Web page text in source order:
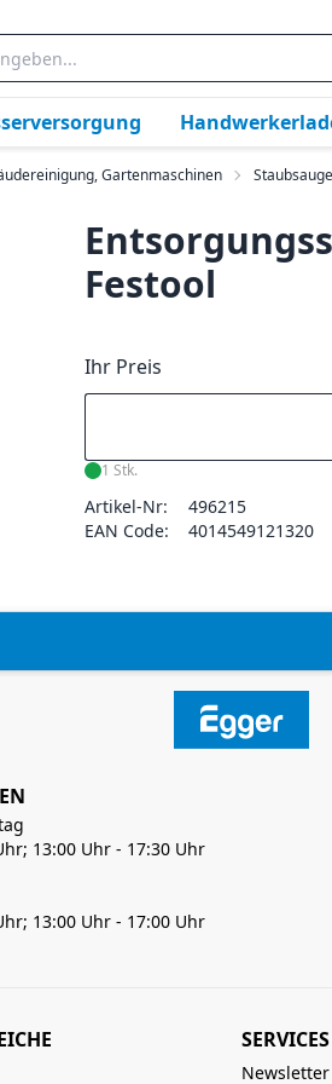
Gartenmaschinen
Festool
Ihr Preis
1 Stk.
Artikel-Nr:
496215
EAN Code:
4014549121320
13:00 Uhr - 17:30 Uhr
13:00 Uhr - 17:00 Uhr
SERVICES
Newsletter